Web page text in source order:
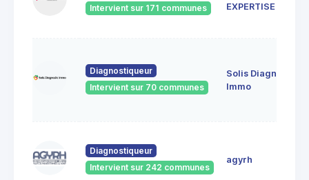
Intervient sur 171 communes
EXPERTISE
Diagnostiqueur
Intervient sur 70 communes
Solis Diagnostic
Immo
Diagnostiqueur
Intervient sur 242 communes
agyrh